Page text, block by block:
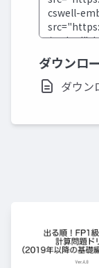
ダウンロ
ダウン